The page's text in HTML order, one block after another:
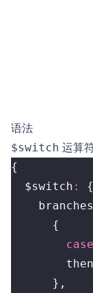
语法
$switch 运算
{
$switch :
{
branches
{
case
then
},